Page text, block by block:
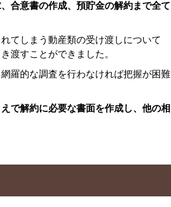
合意書の作成、預貯金の解約まで全て
てしまう動産類の受け渡しについて
渡すことができました。
羅的な調査を行わなければ把握が困難
で解約に必要な書面を作成し、他の相